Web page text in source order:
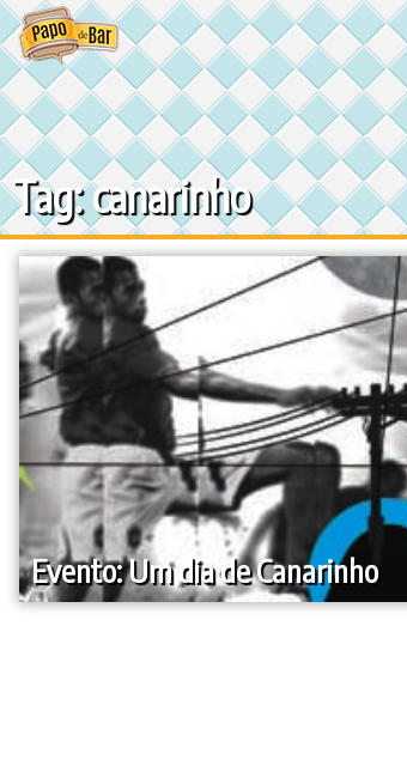
Ir
para
o
conteúdo
Tag: canarinho
Evento: Um dia de Canarinho